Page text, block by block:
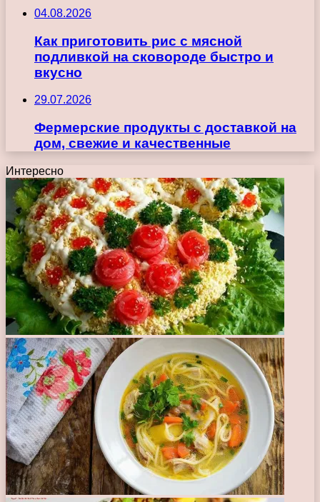
04.08.2026
Как приготовить рис с мясной
подливкой на сковороде быстро и
вкусно
29.07.2026
Фермерские продукты с доставкой на
дом, свежие и качественные
Интересно